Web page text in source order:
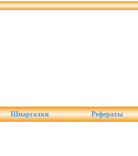
Шпаргалки Рефераты